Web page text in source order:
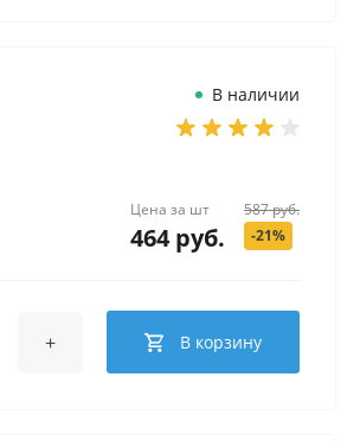
В наличии
Цена за шт
464 руб.
587 руб.
-21%
+ В корзину